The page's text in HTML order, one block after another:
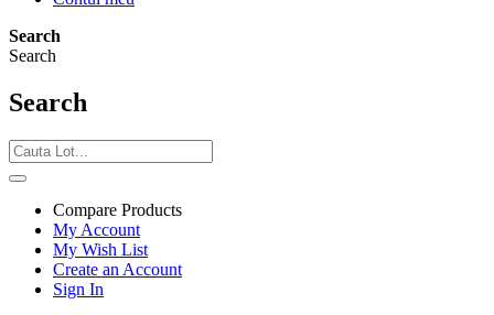
Search
Search
Search
Compare Products
My Account
My Wish List
Create an Account
Sign In